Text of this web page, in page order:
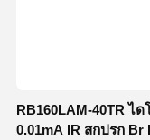
RB160LAM-40TR ไ
0.01mA IR สกปรก Br